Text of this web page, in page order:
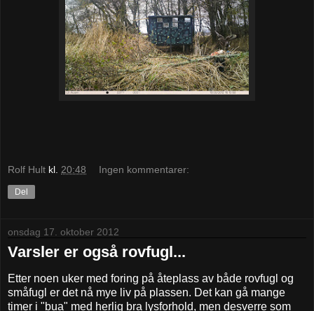
Rolf Hult kl. 20:48 Ingen kommentarer:
Del
onsdag 17. oktober 2012
Varsler er også rovfugl...
Etter noen uker med foring på åteplass av både rovfugl og
småfugl er det nå mye liv på plassen. Det kan gå mange
timer i "bua" med herlig bra lysforhold, men desverre som